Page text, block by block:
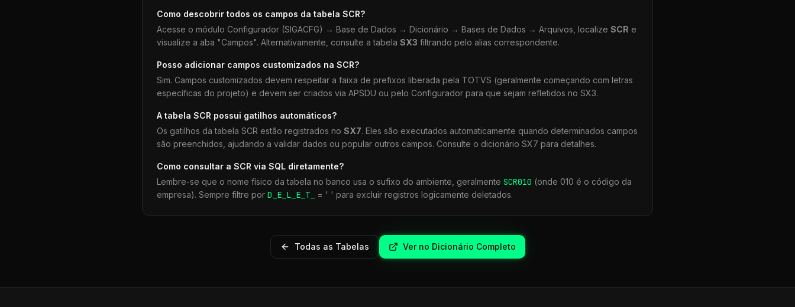
Como descobrir todos os campos da tabela SCR?
Acesse o módulo Configurador (SIGACFG) → Base de Dados → Dicionário → Bases de Dados → Arquivos, localize SCR e
visualize a aba "Campos". Alternativamente, consulte a tabela SX3 filtrando pelo alias correspondente.
Posso adicionar campos customizados na SCR?
Sim. Campos customizados devem respeitar a faixa de prefixos liberada pela TOTVS (geralmente começando com letras
específicas do projeto) e devem ser criados via APSDU ou pelo Configurador para que sejam refletidos no SX3.
A tabela SCR possui gatilhos automáticos?
Os gatilhos da tabela SCR estão registrados no SX7. Eles são executados automaticamente quando determinados campos
são preenchidos, ajudando a validar dados ou popular outros campos. Consulte o dicionário SX7 para detalhes.
Como consultar a SCR via SQL diretamente?
Lembre-se que o nome físico da tabela no banco usa o sufixo do ambiente, geralmente SCR010 (onde 010 é o código da
empresa). Sempre filtre por D_E_L_E_T_ = ' ' para excluir registros logicamente deletados.
Todas as Tabelas Ver no Dicionário Completo